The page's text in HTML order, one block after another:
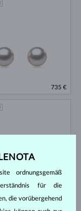
735 €
ordnungsgemäß
für die
die vorübergehend